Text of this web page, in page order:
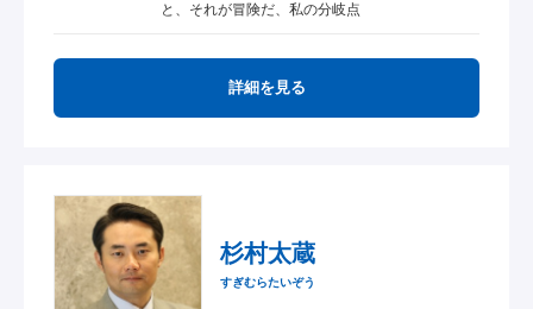
と、それが冒険だ、私の分岐点
詳細を見る
杉村太蔵
すぎむらたいぞう